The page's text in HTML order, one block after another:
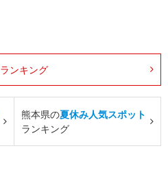
ランキング
熊本県の夏休み人気スポット
ランキング